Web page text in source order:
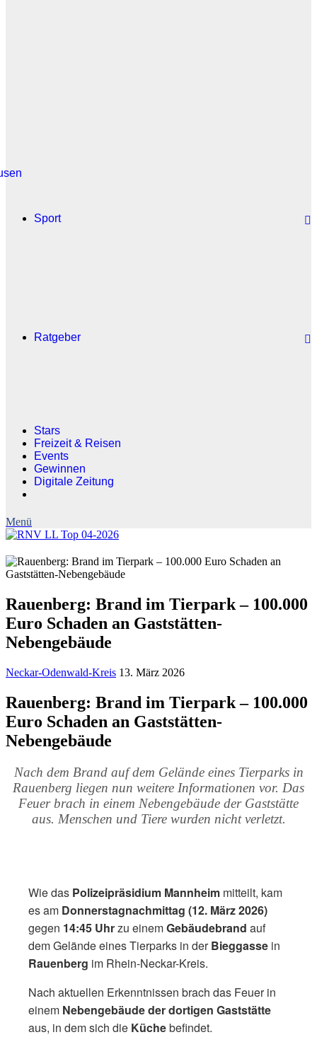
Sport
Ratgeber
Stars
Freizeit & Reisen
Events
Gewinnen
Digitale Zeitung
Rauenberg: Brand im Tierpark – 100.000
Euro Schaden an Gaststätten-
Nebengebäude
Neckar-Odenwald-Kreis 13. März 2026
Rauenberg: Brand im Tierpark – 100.000
Euro Schaden an Gaststätten-
Nebengebäude
Nach dem Brand auf dem Gelände eines Tierparks in
Rauenberg liegen nun weitere Informationen vor. Das
Feuer brach in einem Nebengebäude der Gaststätte
aus. Menschen und Tiere wurden nicht verletzt.
Wie das Polizeipräsidium Mannheim mitteilt, kam
es am Donnerstagnachmittag (12. März 2026)
gegen 14:45 Uhrzu einemGebäudebrand auf
dem Gelände eines Tierparks in derBieggasse in
Rauenberg im Rhein-Neckar-Kreis.
Nach aktuellen Erkenntnissen brach das Feuer in
einem Nebengebäude der dortigen Gaststätte
aus, in dem sich die Küchebefindet.